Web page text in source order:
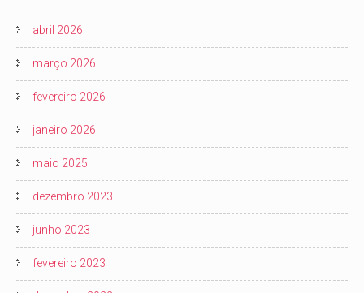
abril 2026
março 2026
fevereiro 2026
janeiro 2026
maio 2025
dezembro 2023
junho 2023
fevereiro 2023